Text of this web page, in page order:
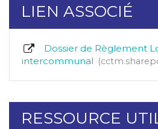
LIEN ASSOCIÉ
Dossier de Règlement
intercommunal
RESSOURCE